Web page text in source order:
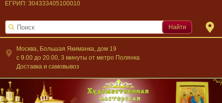
Москва, Большая Якиманка, дом 19
c 9.00 до 20.00, 3 минуты от метро Полянка
Доставка и самовывоз
ЕГРИП: 304333405100010
Найти